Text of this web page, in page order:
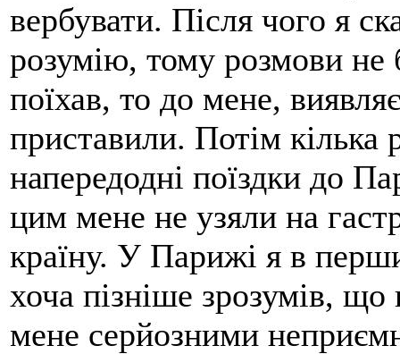
вербувати. Після чого я
розумію, тому розмови
поїхав, то до мене,
приставили. Потім кілька
напередодні поїздки до
цим мене не узяли на
країну. У Парижі я в
хоча пізніше зрозумів,
мене серйозними